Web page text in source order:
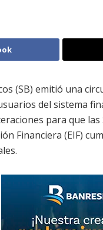
(SB) emitió una
del sistema
para que las
Financiera (EIF)